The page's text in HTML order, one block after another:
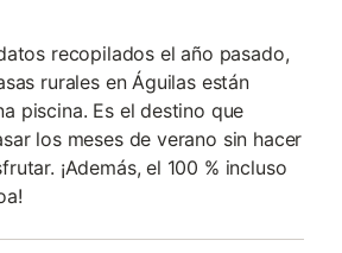
recopilados el año pasado,
rurales en Águilas están
piscina. Es el destino que
los meses de verano sin hacer
¡Además, el 100 % incluso